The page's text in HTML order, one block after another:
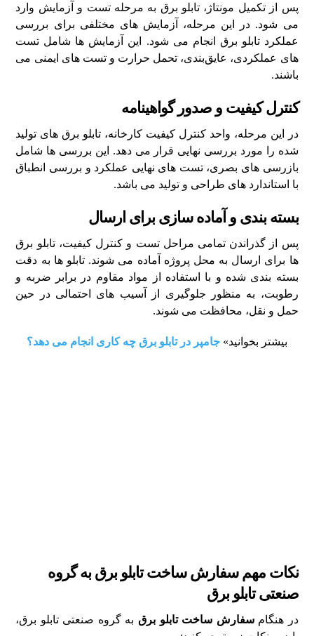
پس از تکمیل مونتاژ، تابلو برق به مرحله تست و آزمایش وارد
می ‌شود. در این مرحله، آزمایش ‌های مختلفی برای بررسی
عملکرد تابلو برق انجام می ‌شود. این آزمایش ‌ها شامل تست
‌های عملکردی، عایق‌بندی، تحمل حرارت و تست ‌های ایمنی می
‌باشند.
کنترل کیفیت و صدور گواهینامه
در این مرحله، واحد کنترل کیفیت کارخانه، تابلو برق ‌های تولید
شده را مورد بررسی نهایی قرار می ‌دهد. این بررسی‌ ها شامل
بازرسی ‌های بصری، تست ‌های نهایی عملکرد و بررسی انطباق
با استاندارد های طراحی و تولید می ‌باشد.
بسته‌ بندی و آماده‌ سازی برای ارسال
پس از گذراندن تمامی مراحل تست و کنترل کیفیت، تابلو برق
‌ها برای ارسال به محل پروژه آماده می ‌شوند. تابلو ها به دقت
بسته‌ بندی شده و با استفاده از مواد مقاوم در برابر ضربه و
رطوبت، به منظور جلوگیری از آسیب ‌های احتمالی در حین
حمل و نقل، محافظت می ‌شوند.
بیشتر بخوانید» جامپر در تابلو برق چه کاری انجام می دهد؟
نکات مهم سفارش ساخت تابلو برق به گروه
صنعتی تابلو برق
در هنگامسفارش ساخت تابلو برق به گروه صنعتی تابلو برق،